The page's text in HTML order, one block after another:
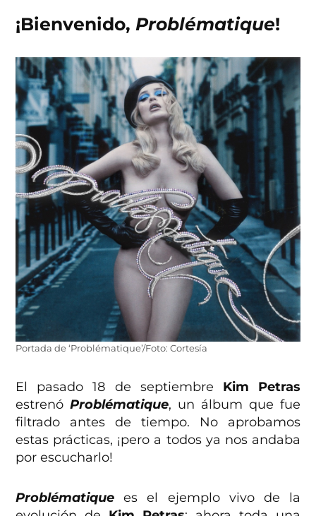
¡Bienvenido, Problématique!
Portada de ‘Problématique’/Foto: Cortesía
El pasado 18 de septiembre Kim Petras
estrenóProblématique, un álbum que fue
filtrado antes de tiempo. No aprobamos
estas prácticas, ¡pero a todos ya nos andaba
por escucharlo!
Problématique es el ejemplo vivo de la